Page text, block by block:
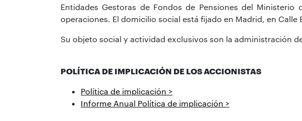
Entidades Gestoras de Fondos de Pensiones del
operaciones. El domicilio social está fijado en Madrid, en Calle
Su objeto social y actividad exclusivos son la administración
POLÍTICA DE IMPLICACIÓN DE LOS ACCIONISTAS
Política de implicación >
Informe Anual Política de implicación >